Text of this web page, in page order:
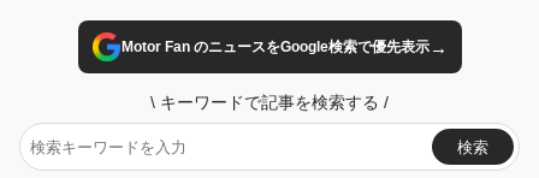
Motor Fan のニュースをGoogle検索で優先表示→
\ キーワードで記事を検索する /
検索